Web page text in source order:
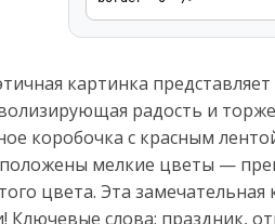
картинка
радость и
коробочка с красным
мелкие цветы —
цвета. Эта
Ключевые слова: праздник,